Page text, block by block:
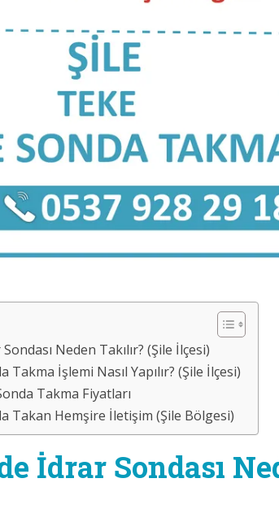
Neden Takılır? (Şile İlçesi)
Takma İşlemi Nasıl Yapılır? (Şile İlçesi)
Takma Fiyatları
Takan Hemşire İletişim (Şile Bölgesi)
İdrar Sondası